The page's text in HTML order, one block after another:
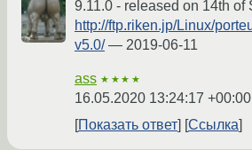
9.11.0 - released on 14th of
http://ftp.riken.jp/Linux/
v5.0/— 2019-06-11
ass ★★★★
16.05.2020 13:24:17 +00:00
Показать ответ
Ссылка